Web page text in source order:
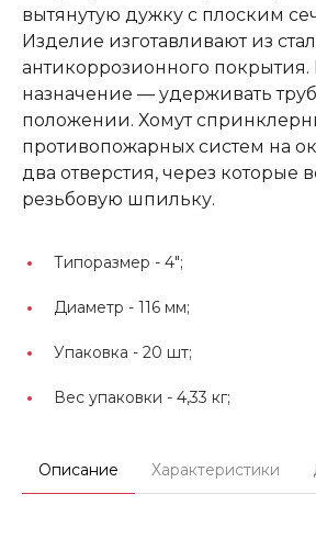
вытянутую дужку с плоским
Изделие изготавливают из
антикоррозионного покрытия.
назначение — удерживать
положении. Хомут
противопожарных систем на
два отверстия, через которые
резьбовую шпильку.
Типоразмер - 4";
Диаметр - 116 мм;
Упаковка - 20 шт;
Вес упаковки - 4,33 кг;
Описание Характеристики